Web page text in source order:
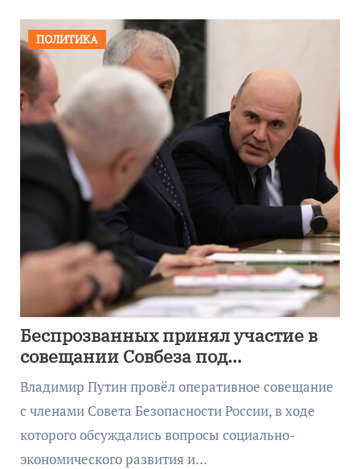
ПОЛИТИКА
Беспрозванных принял участие в
совещании Совбеза под
руководством Путина
Владимир Путин провёл оперативное совещание
с членами Совета Безопасности России, в ходе
которого обсуждались вопросы социально-
экономического развития и…